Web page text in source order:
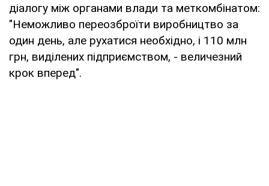
діалогу між органами влади та меткомбінатом:
"Неможливо переозброїти виробництво за
один день, але рухатися необхідно, і 110 млн
грн, виділених підприємством, - величезний
крок вперед".